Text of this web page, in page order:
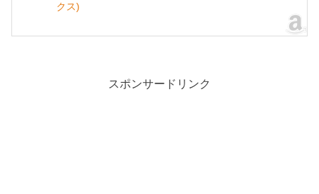
クス)
スポンサードリンク